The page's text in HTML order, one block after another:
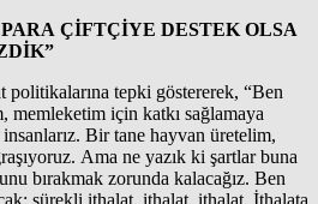
ÇİFTÇİYE DESTEK OLSA
tepki göstererek, “Ben
memleketim için katkı sağlamaya
Bir tane hayvan üretelim,
Ama ne yazık ki şartlar buna
bırakmak zorunda kalacağız. Ben
sürekli ithalat, ithalat, ithalat. İthalata